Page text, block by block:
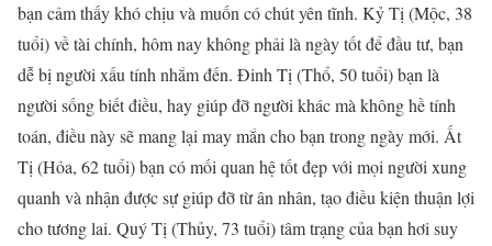
bạn cảm thấy khó chịu và muốn có chút yên tĩnh. Kỷ Tị (Mộc, 38
tuổi) về tài chính, hôm nay không phải là ngày tốt để đầu tư, bạn
dễ bị người xấu tính nhắm đến. Đinh Tị (Thổ, 50 tuổi) bạn là
người sống biết điều, hay giúp đỡ người khác mà không hề tính
toán, điều này sẽ mang lại may mắn cho bạn trong ngày mới. Ất
Tị (Hỏa, 62 tuổi) bạn có mối quan hệ tốt đẹp với mọi người xung
quanh và nhận được sự giúp đỡ từ ân nhân, tạo điều kiện thuận lợi
cho tương lai. Quý Tị (Thủy, 73 tuổi) tâm trạng của bạn hơi suy